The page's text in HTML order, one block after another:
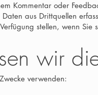
Kommentar oder
aus Drittquellen
stellen, wenn
wir
verwenden: